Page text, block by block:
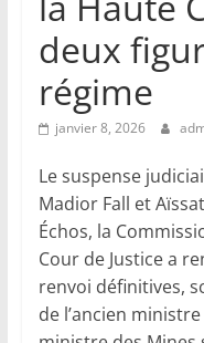
deux
régime
janvier 8, 2026
Le suspense
Madior Fall et
Échos, la
Cour de Justice a
renvoi définitives,
de l’ancien